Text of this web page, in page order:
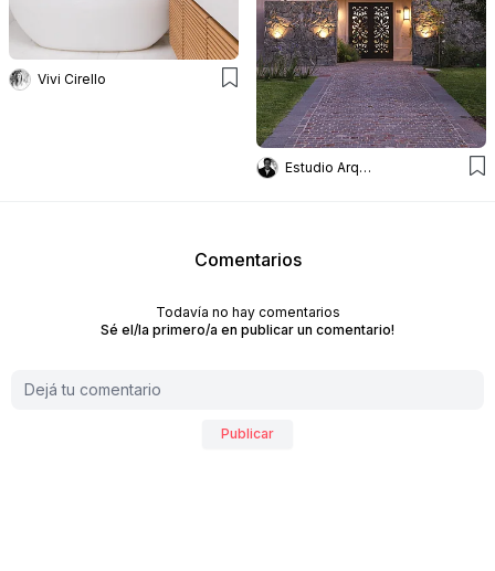
Vivi Cirello
Estudio Arq Daniel Tarrio
Comentarios
Todavía no hay comentarios
Sé el/la primero/a en publicar un comentario!
Publicar